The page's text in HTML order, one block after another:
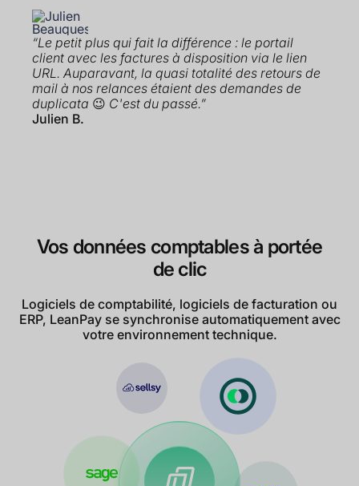
“Le petit plus qui fait la différence : le portail
client avec les factures à disposition via le lien
URL. Auparavant, la quasi totalité des retours de
mail à nos relances étaient des demandes de
duplicata 😉 C'est du passé.”
Julien B.
Vos données comptables à portée
de clic
Logiciels de comptabilité, logiciels de facturation ou
ERP, LeanPay se synchronise automatiquement avec
votre environnement technique.